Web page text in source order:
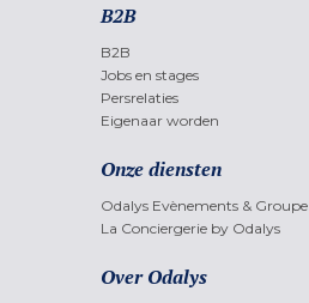
B2B
B2B
Jobs en stages
Persrelaties
Eigenaar worden
Onze diensten
Odalys Evènements & Groupe
La Conciergerie by Odalys
Over Odalys